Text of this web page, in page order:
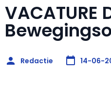
VACATURE
Redactie 14-06-